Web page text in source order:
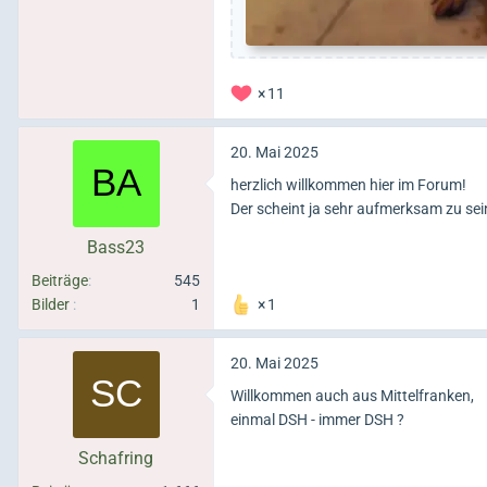
11
Bass23
Beiträge
545
Bilder
1
20. Mai 2025
herzlich willkommen hier im Forum!
Der scheint ja sehr aufmerksam zu
1
Schafring
20. Mai 2025
Willkommen auch aus Mittelfranken,
einmal DSH - immer DSH ?